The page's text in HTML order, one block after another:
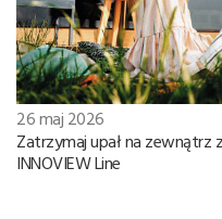
26 maj 2026
Zatrzymaj upał na zewnątrz
INNOVIEW Line